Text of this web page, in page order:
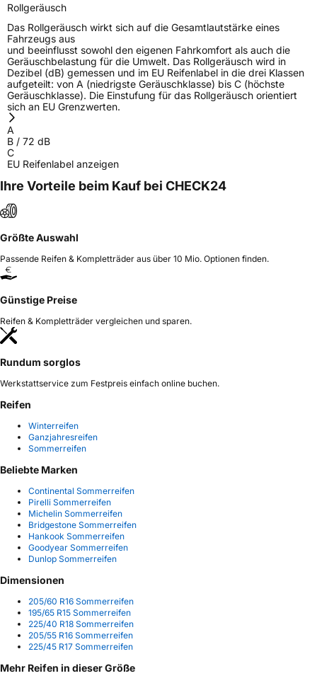
Rollgeräusch
Das Rollgeräusch wirkt sich auf die Gesamtlautstärke eines
Fahrzeugs aus
und beeinflusst sowohl den eigenen Fahrkomfort als auch die
Geräuschbelastung für die Umwelt. Das Rollgeräusch wird in
Dezibel (dB) gemessen und im EU Reifenlabel in die drei Klassen
aufgeteilt: von A (niedrigste Geräuschklasse) bis C (höchste
Geräuschklasse). Die Einstufung für das Rollgeräusch orientiert
sich an EU Grenzwerten.
A
B / 72 dB
C
EU Reifenlabel anzeigen
Ihre Vorteile beim Kauf bei CHECK24
Größte Auswahl
Passende Reifen & Kompletträder aus über 10 Mio. Optionen finden.
Günstige Preise
Reifen & Kompletträder vergleichen und sparen.
Rundum sorglos
Werkstattservice zum Festpreis einfach online buchen.
Reifen
Winterreifen
Ganzjahresreifen
Sommerreifen
Beliebte Marken
Continental Sommerreifen
Pirelli Sommerreifen
Michelin Sommerreifen
Bridgestone Sommerreifen
Hankook Sommerreifen
Goodyear Sommerreifen
Dunlop Sommerreifen
Dimensionen
205/60 R16 Sommerreifen
195/65 R15 Sommerreifen
225/40 R18 Sommerreifen
205/55 R16 Sommerreifen
225/45 R17 Sommerreifen
Mehr Reifen in dieser Größe